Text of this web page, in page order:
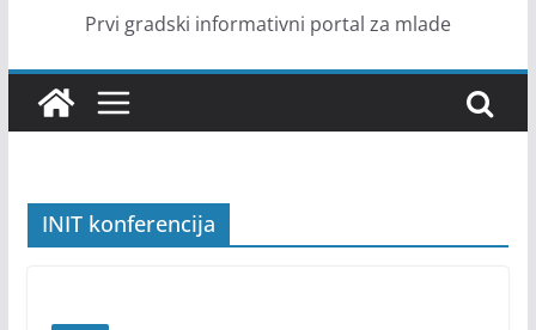
Prvi gradski informativni portal za mlade
INIT konferencija